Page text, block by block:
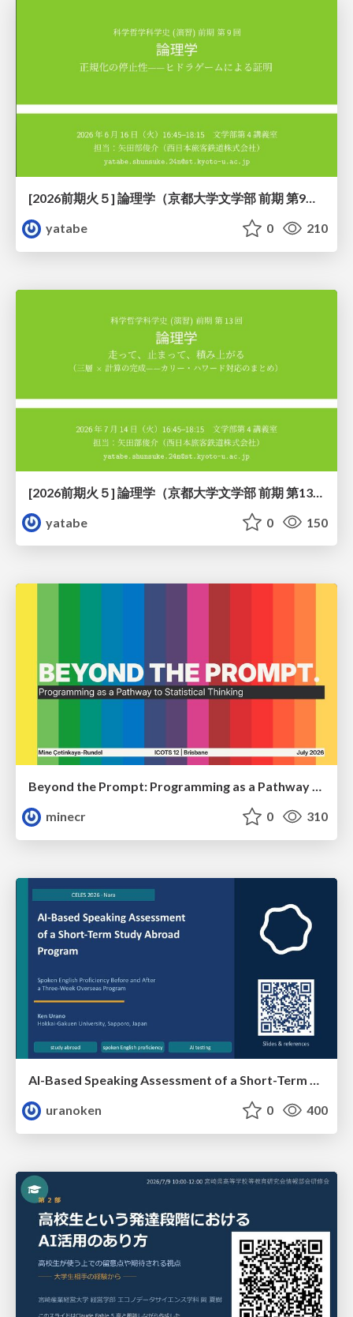
[2026前期火５] 論理学（京都大学文学部 前期 第9回）「正規化の停止性——ヒドラゲームによる証明」
yatabe
0 210
yatabe
0 150
Beyond the Prompt: Programming as a Pathway to Statistical Thinking
minecr
0 310
AI-Based Speaking Assessment of a Short-Term Study Abroad Program
uranoken
0 400